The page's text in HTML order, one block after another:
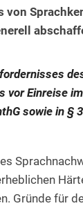
von
vor Einreise
sowie in §
Gründe für